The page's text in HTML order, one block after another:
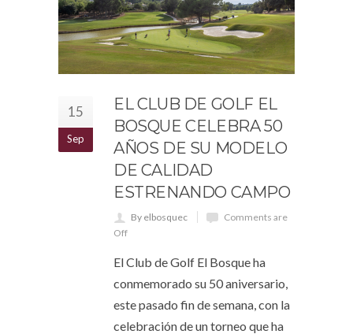
15
Sep
EL CLUB DE GOLF EL
BOSQUE CELEBRA 50
AÑOS DE SU MODELO
DE CALIDAD
ESTRENANDO CAMPO
By elbosquec
Comments are
Off
El Club de Golf El Bosque ha
conmemorado su 50 aniversario,
este pasado fin de semana, con la
celebración de un torneo que ha